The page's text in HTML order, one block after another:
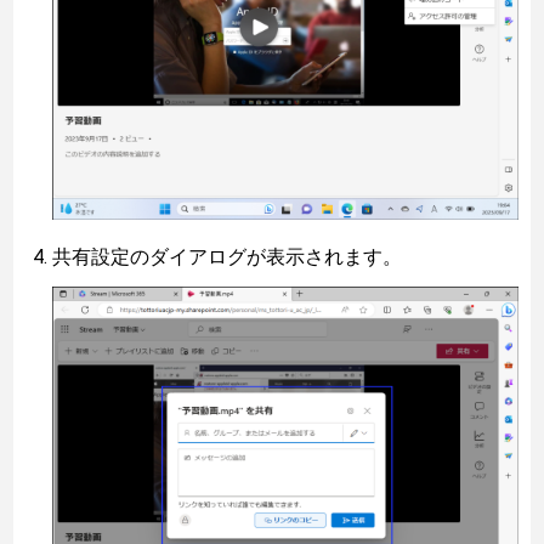
共有設定のダイアログが表示されます。